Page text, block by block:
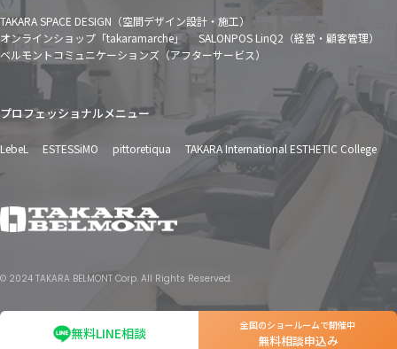
無料LINE相談
全国のショールームで開催中
無料相談申込み
TAKARA SPACE DESIGN（空間デザイン設計・施工）
オンラインショップ「takaramarche」
SALONPOS LinQ2（経営・顧客管理）
ベルモントコミュニケーションズ（アフターサービス）
プロフェッショナルメニュー
LebeL ESTESSiMO pittoretiqua TAKARA International ESTHETIC College
© 2024 TAKARA BELMONT Corp. All Rights Reserved.